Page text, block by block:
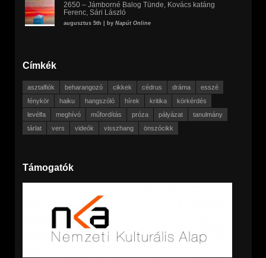
2650 – Jámborné Balog Tünde, Kovács katáng
Ferenc, Sári László
augusztus 5th | by Napút Online
Címkék
asztalfiók beharangozó cikkek cédrus dráma
esszé
fénykör
haiku hangszóló hírek kritika
körkérdés
levélfa
meghívó műfordítás próza pályázat
tanulmány
tárlat
vers videók visszhang önszócikk
Támogatók